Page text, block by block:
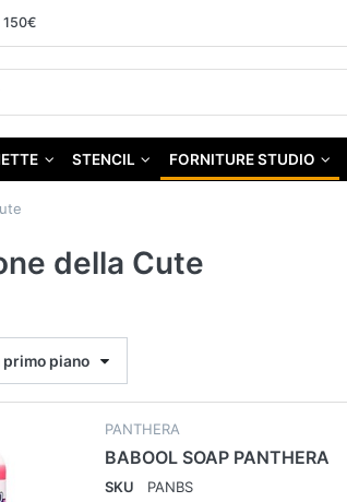
150€
STENCIL FORNITURE STUDIO
della Cute
primo piano
PANTHERA
BABOOL SOAP PANTHERA
SKU PANBS